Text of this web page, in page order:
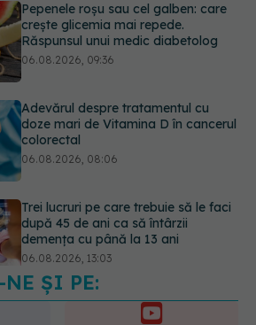
Pepenele roșu sau cel galben: care
crește glicemia mai repede.
Răspunsul unui medic diabetolog
06.08.2026, 09:36
Adevărul despre tratamentul cu
doze mari de Vitamina D în cancerul
colorectal
06.08.2026, 08:06
Trei lucruri pe care trebuie să le faci
după 45 de ani ca să întârzii
demența cu până la 13 ani
06.08.2026, 13:03
NE ȘI PE: